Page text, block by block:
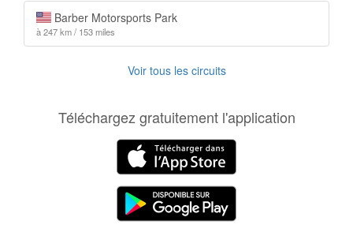
Barber Motorsports Park
à 247 km / 153 miles
Voir tous les circuits
Téléchargez gratuitement l'application